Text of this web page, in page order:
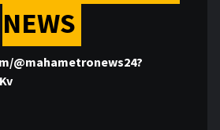
NEWS
@mahametronews24?